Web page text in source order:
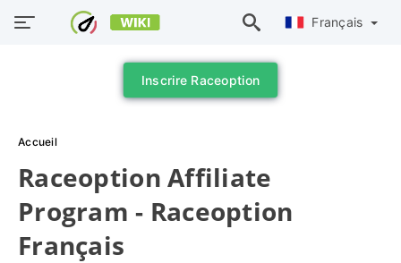
Français
Inscrire Raceoption
Accueil
Raceoption Affiliate
Program - Raceoption
Français